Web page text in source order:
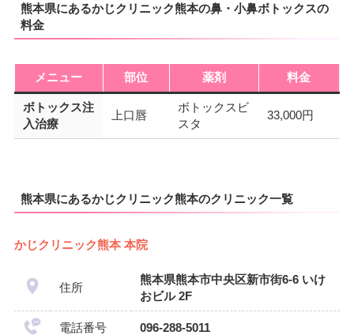
熊本県にあるかじクリニック熊本の鼻・小鼻ボトックスの
料金
メニュー 部位 薬剤 料金
ボトックス注
入治療
上口唇
ボトックスビ
スタ
33,000円
熊本県にあるかじクリニック熊本のクリニック一覧
かじクリニック熊本 本院
住所
熊本県熊本市中央区新市街6-6 いけ
おビル 2F
電話番号 096-288-5011